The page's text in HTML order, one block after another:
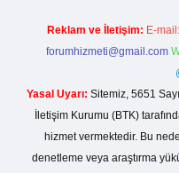
Reklam ve İletişim: E-mail:
forumhizmeti@gmail.com
Yasal Uyarı: Sitemiz, 5651
İletişim Kurumu (BTK)
hizmet vermektedir. Bu
denetleme veya araştırma